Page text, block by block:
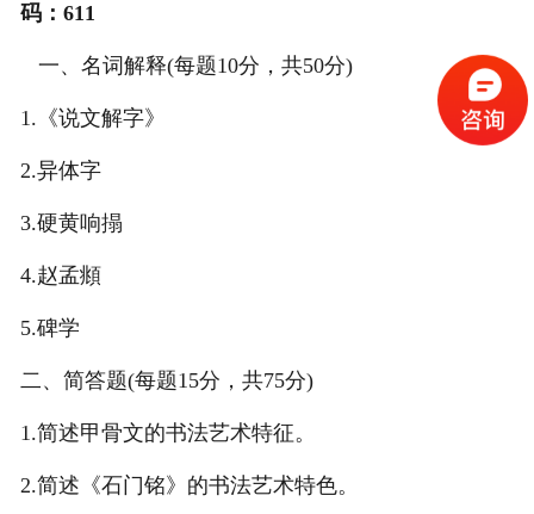
码：611
一、名词解释(每题10分，共50分)
1.《说文解字》
2.异体字
3.硬黄响搨
4.赵孟頫
5.碑学
二、简答题(每题15分，共75分)
1.简述甲骨文的书法艺术特征。
2.简述《石门铭》的书法艺术特色。